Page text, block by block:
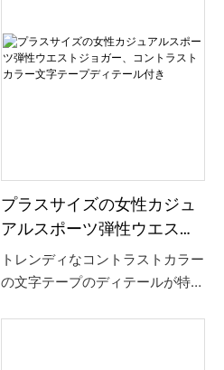
プラスサイズの女性カジュ
アルスポーツ弾性ウエスト
ジョガー、コントラストカ
ラー文字テープディテール
トレンディなコントラストカラー
の文字テープのディテールが特徴